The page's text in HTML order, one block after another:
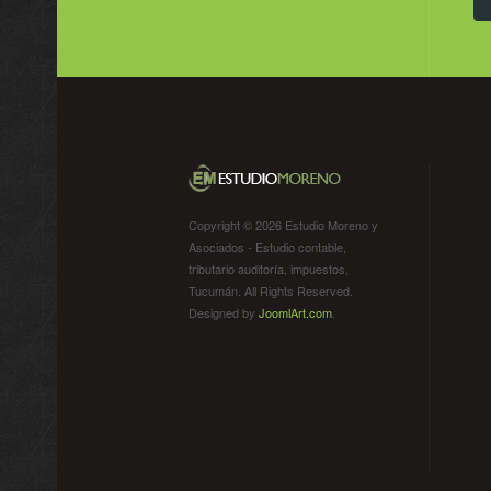
Copyright © 2026 Estudio Moreno y
Asociados - Estudio contable,
tributario auditoría, impuestos,
Tucumán. All Rights Reserved.
Designed by JoomlArt.com